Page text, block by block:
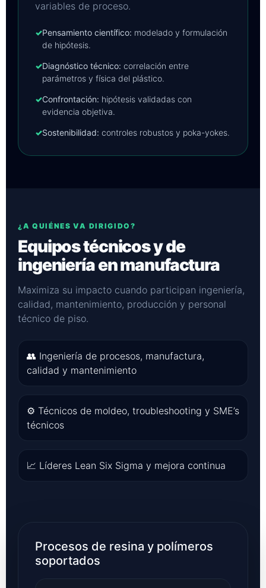
variables de proceso.
✓Pensamiento científico: modelado y formulación
de hipótesis.
✓Diagnóstico técnico: correlación entre
parámetros y física del plástico.
✓Confrontación: hipótesis validadas con
evidencia objetiva.
✓Sostenibilidad: controles robustos y poka-yokes.
¿A QUIÉNES VA DIRIGIDO?
Equipos técnicos y de
ingeniería en manufactura
Maximiza su impacto cuando participan ingeniería,
calidad, mantenimiento, producción y personal
técnico de piso.
👥 Ingeniería de procesos, manufactura,
calidad y mantenimiento
⚙ Técnicos de moldeo, troubleshooting y SME’s
técnicos
📈 Líderes Lean Six Sigma y mejora continua
Procesos de resina y polímeros
soportados